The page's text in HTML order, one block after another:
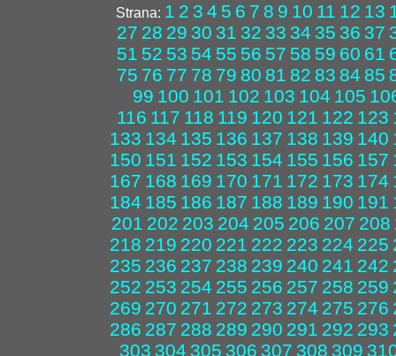
Strana: 1 2 3 4 5 6 7 8 9 10 11 12 13
27 28 29 30 31 32 33 34 35 36 37
51 52 53 54 55 56 57 58 59 60 61
75 76 77 78 79 80 81 82 83 84 85
99 100 101 102 103 104 105
116 117 118 119 120 121 122 123
133 134 135 136 137 138 139 140
150 151 152 153 154 155 156 157
167 168 169 170 171 172 173 174
184 185 186 187 188 189 190 191
201 202 203 204 205 206 207 208
218 219 220 221 222 223 224 225
235 236 237 238 239 240 241 242
252 253 254 255 256 257 258 259
269 270 271 272 273 274 275 276
286 287 288 289 290 291 292 293
303 304 305 306 307 308 309